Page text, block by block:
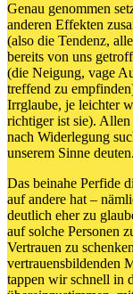
Genau genommen
anderen Effekten
(also die Tendenz,
bereits von uns
(die Neigung, vage
treffend zu
Irrglaube, je leichter
richtiger ist sie). Allen
nach Widerlegung
unserem Sinne deuten.
Das beinahe Perfide
auf andere hat –
deutlich eher zu
auf solche Personen
Vertrauen zu
vertrauensbildenden
tappen wir schnell in